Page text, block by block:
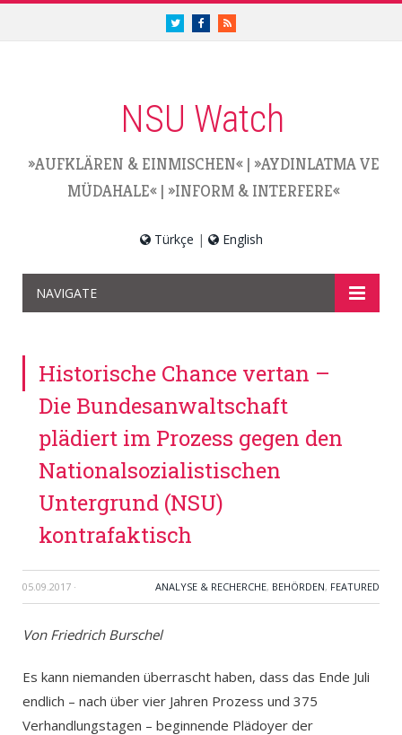
twitter.com/nsuwatch
facebook.com/nsuwatch
RSS
NSU Watch
»AUFKLÄREN & EINMISCHEN« | »AYDINLATMA VE
MÜDAHALE« | »INFORM & INTERFERE«
Türkçe | English
NAVIGATE
Historische Chance vertan –
Die Bundesanwaltschaft
plädiert im Prozess gegen den
Nationalsozialistischen
Untergrund (NSU)
kontrafaktisch
05.09.2017 · ANALYSE & RECHERCHE, BEHÖRDEN, FEATURED
Von Friedrich Burschel
Es kann niemanden überrascht haben, dass das Ende Juli
endlich – nach über vier Jahren Prozess und 375
Verhandlungstagen – beginnende Plädoyer der